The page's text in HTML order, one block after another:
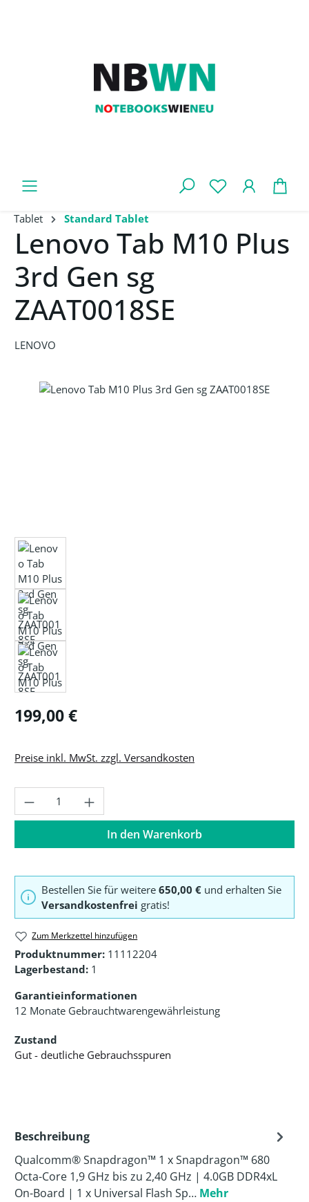
Tablet Standard Tablet
Lenovo Tab M10 Plus
3rd Gen sg
ZAAT0018SE
LENOVO
Bildergalerie überspringen
Regulärer Preis:
199,00 €
Preise inkl. MwSt. zzgl. Versandkosten
Produkt Anzahl: Gib den gewünschten
In den Warenkorb
Bestellen Sie für weitere 650,00 € und erhalten Sie
Versandkostenfrei gratis!
Zum Merkzettel hinzufügen
Produktnummer: 11112204
Lagerbestand: 1
Garantieinformationen
12 Monate Gebrauchtwarengewährleistung
Zustand
Gut - deutliche Gebrauchsspuren
Beschreibung
Qualcomm® Snapdragon™ 1 x Snapdragon™ 680
Octa-Core 1,9 GHz bis zu 2,40 GHz | 4.0GB DDR4xL
On-Board | 1 x Universal Flash Sp… Mehr